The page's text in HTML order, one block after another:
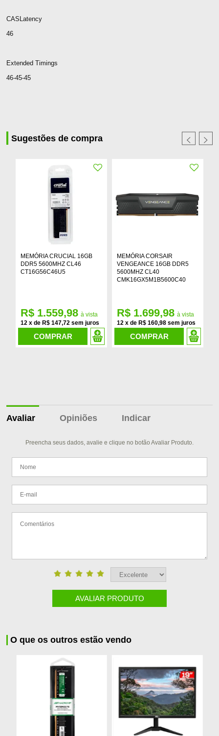
CASLatency
46
Extended Timings
46-45-45
Sugestões de compra
MEMÓRIA CRUCIAL 16GB
DDR5 5600MHZ CL46
CT16G56C46U5
12 x de R$ 147,72
R$ 1.559,98
COMPRAR
MEMÓRIA CORSAIR
VENGEANCE 16GB DDR5
5600MHZ CL40
CMK16GX5M1B5600C40
12 x de R$ 160,98
R$ 1.699,98
COMPRAR
Avaliar Opiniões Indicar
Preencha seus dados, avalie e clique no botão Avaliar Produto.
AVALIAR PRODUTO
O que os outros estão vendo